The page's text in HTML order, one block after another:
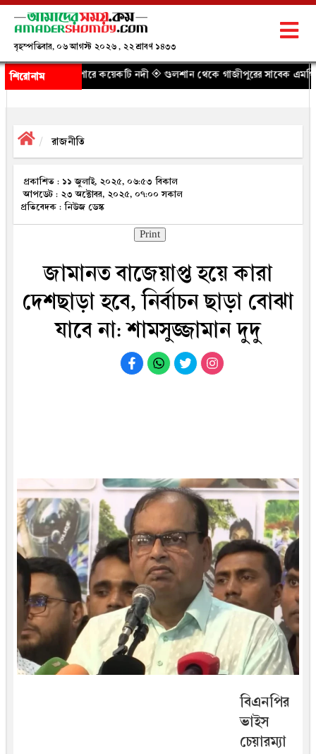
বৃহস্পতিবার, ০৬ আগস্ট ২০২৬ , ২২ শ্রাবণ ১৪৩৩
শিরোনাম
কয়েকটি নদী ◈ গুলশান থেকে গাজীপুরের সাবেক এমপি আখতারুজ্জামান
রাজনীতি
প্রকাশিত : ১১ জুলাই, ২০২৫, ০৬:৫৩ বিকাল
আপডেট : ২৩ অক্টোবর, ২০২৫, ০৭:০০ সকাল
প্রতিবেদক : নিউজ ডেস্ক
Print
জামানত বাজেয়াপ্ত হয়ে কারা
দেশছাড়া হবে, নির্বাচন ছাড়া বোঝা
যাবে না: শামসুজ্জামান দুদু
বিএনপির
ভাইস
চেয়ারম্যা